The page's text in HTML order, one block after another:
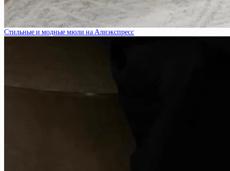
Стильные и модные мюли на Алиэкспресс